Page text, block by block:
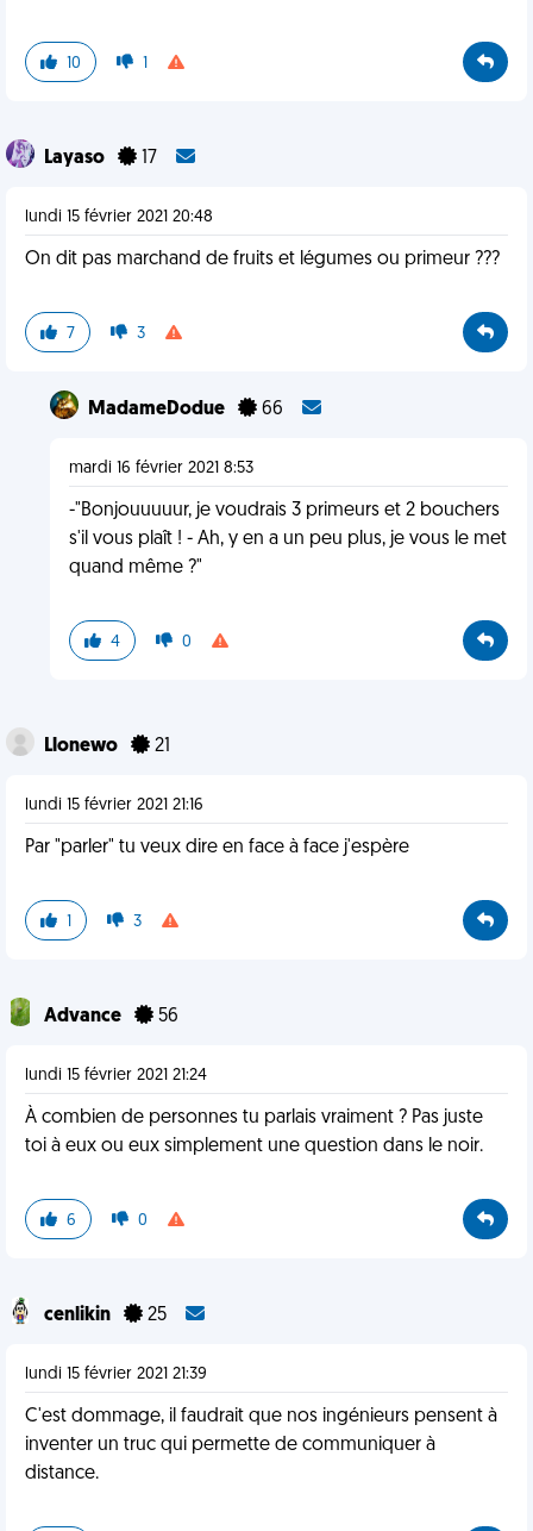
10 1
Layaso 17
lundi 15 février 2021 20:48
On dit pas marchand de fruits et légumes ou primeur ???
7 3
MadameDodue 66
mardi 16 février 2021 8:53
-"Bonjouuuuur, je voudrais 3 primeurs et 2 bouchers
s'il vous plaît ! - Ah, y en a un peu plus, je vous le met
quand même ?"
4 0
Llonewo 21
lundi 15 février 2021 21:16
Par "parler" tu veux dire en face à face j'espère
1 3
Advance 56
lundi 15 février 2021 21:24
À combien de personnes tu parlais vraiment ? Pas juste
toi à eux ou eux simplement une question dans le noir.
6 0
cenlikin 25
lundi 15 février 2021 21:39
C'est dommage, il faudrait que nos ingénieurs pensent à
inventer un truc qui permette de communiquer à
distance.